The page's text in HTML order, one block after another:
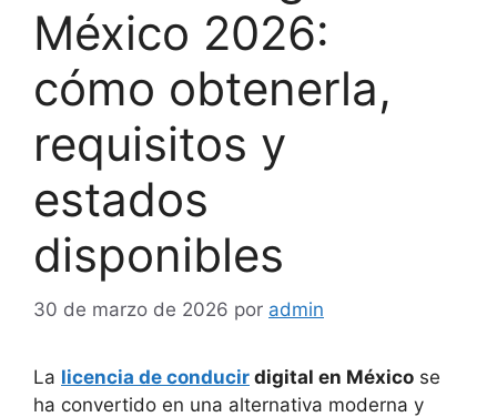
México 2026:
cómo obtenerla,
requisitos y
estados
disponibles
30 de marzo de 2026 por admin
La licencia de conducir digital en México se
ha convertido en una alternativa moderna y